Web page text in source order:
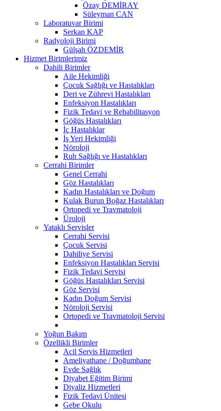
Özay DEMİRAY
Süleyman CAN
Laboratuvar Birimi
Serkan KAP
Radyoloji Birimi
Gülşah ÖZDEMİR
Hizmet Birimlerimiz
Dahili Birimler
Aile Hekimliği
Çocuk Sağlığı ve Hastalıkları
Deri ve Zührevi Hastalıkları
Enfeksiyon Hastalıkları
Fizik Tedavi ve Rehabilitasyon
Göğüs Hastalıkları
İç Hastalıklar
İş Yeri Hekimliği
Nöroloji
Ruh Sağlığı ve Hastalıkları
Cerrahi Birimler
Genel Cerrahi
Göz Hastalıkları
Kadın Hastalıkları ve Doğum
Kulak Burun Boğaz Hastalıkları
Ortopedi ve Travmatoloji
Üroloji
Yataklı Servisler
Cerrahi Servisi
Çocuk Servisi
Dahiliye Servisi
Enfeksiyon Hastalıkları Servisi
Fizik Tedavi Servisi
Göğüs Hastalıkları Servisi
Göz Servisi
Kadın Doğum Servisi
Nöroloji Servisi
Ortopedi ve Travmatoloji Servisi
Yoğun Bakım
Özellikli Birimler
Acil Servis Hizmetleri
Ameliyathane / Doğumhane
Evde Sağlık
Diyabet Eğitim Birimi
Diyaliz Hizmetleri
Fizik Tedavi Ünitesi
Gebe Okulu